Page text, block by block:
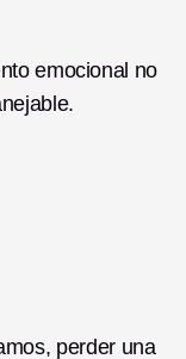
emocional no
perder una